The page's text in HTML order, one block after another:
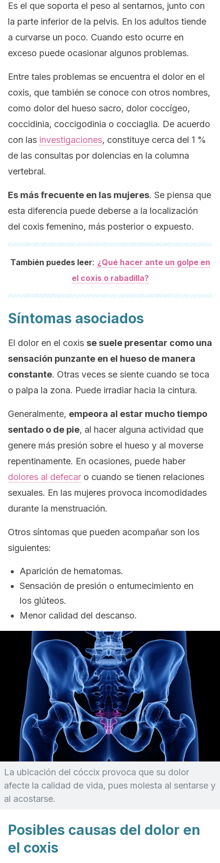
Es el que soporta el peso al sentarnos, junto con
la parte inferior de la pelvis. En los adultos tiende
a curvarse un poco. Cuando esto ocurre en
exceso puede ocasionar algunos problemas.
Entre tales problemas se encuentra el dolor en el
coxis, que también se conoce con otros nombres,
como dolor del hueso sacro, dolor coccígeo,
coccidinia, coccigodinia o cocciaglia. De acuerdo
con las investigaciones, constituye cerca del 1 %
de las consultas por dolencias en la columna
vertebral.
Es más frecuente en las mujeres. Se piensa que
esta diferencia puede deberse a la localización
del coxis femenino, más posterior o expuesto.
También puedes leer: ¿Qué hacer ante un golpe en
el coxis o rabadilla?
Síntomas asociados
El dolor en el coxis se suele presentar como una
sensación punzante en el hueso de manera
constante. Otras veces se siente cuando se toca
o palpa la zona. Puede irradiar hacia la cintura.
Generalmente, empeora al estar mucho tiempo
sentado o de pie, al hacer alguna actividad que
genere más presión sobre el hueso y al moverse
repentinamente. En ocasiones, puede haber
dolores al defecar o cuando se tienen relaciones
sexuales. En las mujeres provoca incomodidades
durante la menstruación.
Otros síntomas que pueden acompañar son los
siguientes:
Aparición de hematomas.
Sensación de presión o entumecimiento en
los glúteos.
Menor calidad del descanso.
La ubicación del cóccix provoca que su dolor
afecte la calidad de vida, pues molesta al sentarse y
al acostarse.
Posibles causas del dolor en
el coxis